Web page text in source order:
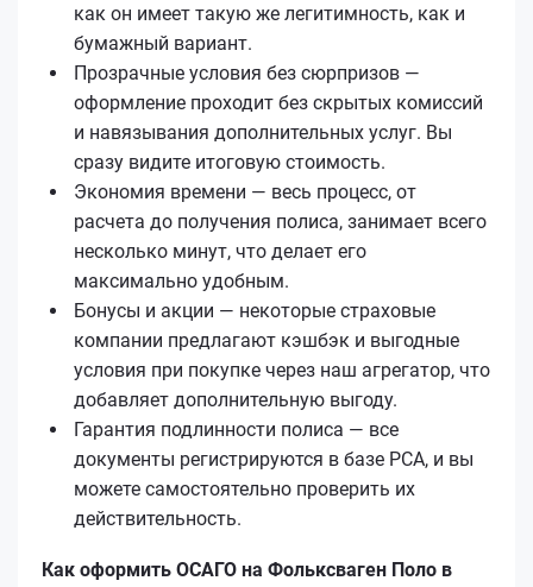
как он имеет такую же легитимность, как и
бумажный вариант.
Прозрачные условия без сюрпризов —
оформление проходит без скрытых комиссий
и навязывания дополнительных услуг. Вы
сразу видите итоговую стоимость.
Экономия времени — весь процесс, от
расчета до получения полиса, занимает всего
несколько минут, что делает его
максимально удобным.
Бонусы и акции — некоторые страховые
компании предлагают кэшбэк и выгодные
условия при покупке через наш агрегатор, что
добавляет дополнительную выгоду.
Гарантия подлинности полиса — все
документы регистрируются в базе РСА, и вы
можете самостоятельно проверить их
действительность.
Как оформить ОСАГО на Фольксваген Поло в